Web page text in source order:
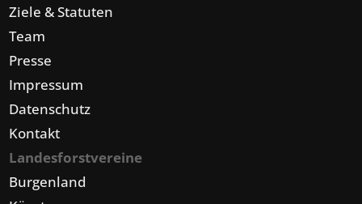
Ziele & Statuten
Team
Presse
Impressum
Datenschutz
Kontakt
Landesforstvereine
Burgenland